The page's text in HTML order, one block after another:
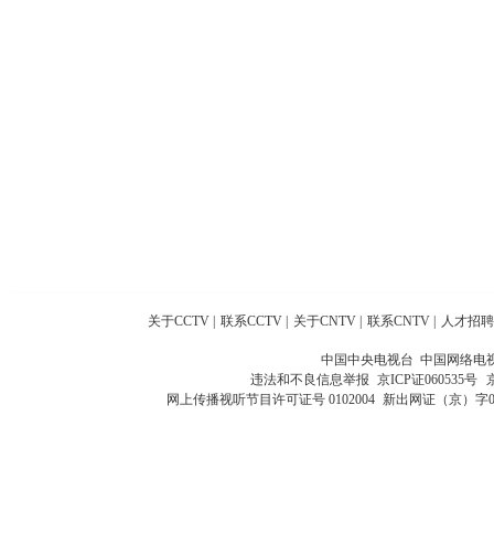
关于CCTV 联系CCTV 关于CNTV 联系CNTV 人才招聘
中国中央电视台 中国网络电
违法和不良信息举报 京ICP证060535号
网上传播视听节目许可证号 0102004 新出网证（京）